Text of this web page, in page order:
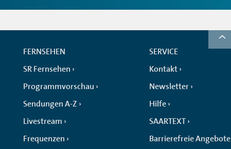
FERNSEHEN
SR Fernsehen
Programmvorschau
Sendungen A-Z
Livestream
Frequenzen
SERVICE
Kontakt
Newsletter
Hilfe
SAARTEXT
Barrierefreie Angebote